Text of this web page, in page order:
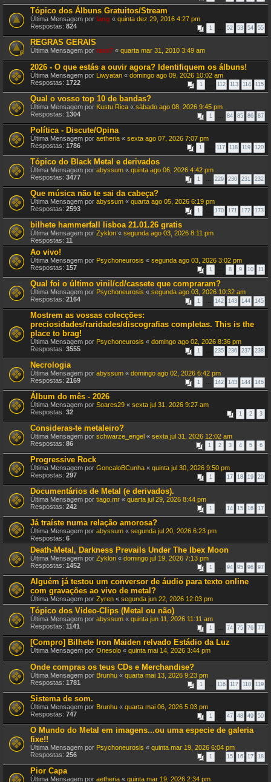
Tópico dos Álbuns Gratuitos/Stream
Última Mensagem por lang « quinta dez 29, 2016 4:27 pm
Respostas: 824 1 … 52 53 54 55
REGRAS GERAIS
Última Mensagem por raxx7 « quarta mar 31, 2010 3:49 am
2026 - O que estás a ouvir agora? Identifiquem os álbuns!
Última Mensagem por Liwyatan « domingo ago 09, 2026 10:02 am
Respostas: 1722 1 … 112 113 114 115
Qual o vosso top 10 de bandas?
Última Mensagem por Kustu Rica « sábado ago 08, 2026 9:45 pm
Respostas: 1304 1 … 84 85 86 87
Política - Discute/Opina
Última Mensagem por aetheria « sexta ago 07, 2026 7:07 pm
Respostas: 1786 1 … 117 118 119 120
Tópico do Black Metal e derivados
Última Mensagem por abyssum « quinta ago 06, 2026 4:42 pm
Respostas: 3477 1 … 229 230 231 232
Que música não te sai da cabeça?
Última Mensagem por abyssum « quarta ago 05, 2026 6:19 pm
Respostas: 2593 1 … 170 171 172 173
bilhete hammerfall lisboa 21.01.26 gratis
Última Mensagem por Zyklon « segunda ago 03, 2026 8:11 pm
Respostas: 11
Ao vivo!
Última Mensagem por Psychoneurosis « segunda ago 03, 2026 3:02 pm
Respostas: 157 1 … 8 9 10 11
Qual foi o último vinil/cd/cassete que compraram?
Última Mensagem por Psychoneurosis « segunda ago 03, 2026 10:32 am
Respostas: 2164 1 … 142 143 144 145
Mostrem as vossas colecções:
preciosidades/raridades/discografias completas. This is the
place to brag!
Última Mensagem por Psychoneurosis « domingo ago 02, 2026 8:36 pm
Respostas: 3555 1 … 235 236 237 238
Necrologia
Última Mensagem por abyssum « domingo ago 02, 2026 6:42 pm
Respostas: 2169 1 … 142 143 144 145
Álbum do mês - 2026
Última Mensagem por Soares29 « sexta jul 31, 2026 9:27 am
Respostas: 32 1 2 3
Consideras-te metaleiro?
Última Mensagem por schwarze_engel « sexta jul 31, 2026 12:02 am
Respostas: 86 1 2 3 4 5 6
Progressive Rock
Última Mensagem por GoncaloBCunha « quinta jul 30, 2026 9:50 pm
Respostas: 297 1 … 17 18 19 20
Documentários de Metal (e derivados).
Última Mensagem por tiago.mr « quarta jul 29, 2026 8:44 pm
Respostas: 242 1 … 14 15 16 17
Já traíste numa relação amorosa?
Última Mensagem por abyssum « segunda jul 20, 2026 6:23 pm
Respostas: 6
Death-Metal, Darkness Prevails Under The Ibex Moon
Última Mensagem por Zyklon « domingo jul 19, 2026 7:13 pm
Respostas: 1452 1 … 94 95 96 97
Alguém já testou um conversor de áudio para texto online
com gravações ao vivo de metal?
Última Mensagem por Zyren « segunda jun 22, 2026 12:03 pm
Tópico dos Video-Clips (Metal ou não)
Última Mensagem por abyssum « quinta jun 11, 2026 11:11 am
Respostas: 1141 1 … 74 75 76 77
[Compro] Bilhete Iron Maiden relvado Estádio da Luz
Última Mensagem por Onesolo « quinta mai 14, 2026 3:44 pm
Onde compras os teus CDs e Merchandise?
Última Mensagem por Brunhu « quarta mai 13, 2026 9:23 pm
Respostas: 1781 1 … 116 117 118 119
Sistema de som.
Última Mensagem por Brunhu « quarta mai 06, 2026 5:03 pm
Respostas: 747 1 … 47 48 49 50
O Mundo do Metal em imagens...ou uma especie de galeria
fixe!!
Última Mensagem por Psychoneurosis « quinta mar 19, 2026 6:04 pm
Respostas: 256 1 … 15 16 17 18
Pior Capa
Última Mensagem por aetheria « quinta mar 19, 2026 2:34 pm